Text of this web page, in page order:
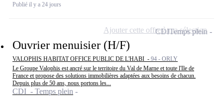
Publié il y a 24 jours
Ouvrier menuisier (H/F)
VALOPHIS HABITAT OFFICE PUBLIC DE L'HABI - 94 - ORLY
Le Groupe Valophis est ancré sur le territoire du Val de Marne et toute l'Ile de
France et propose des solutions immobilières adaptées aux besoins de chacun.
Depuis plus de 50 ans, nous portons les...
CDI - Temps plein
CDITemps plein
Ajouter cette offre à ma sélection